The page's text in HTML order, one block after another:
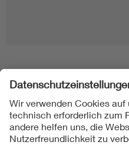
Folgen Sie uns